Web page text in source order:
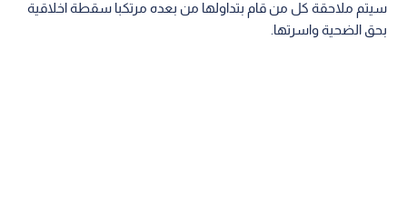
سيتم ملاحقة كل من قام بتداولها من بعده مرتكبا سقطة اخلاقية
بحق الضحية واسرتها.